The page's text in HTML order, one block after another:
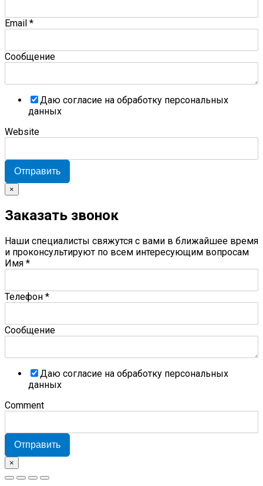
Email *
Сообщение
Даю согласие на обработку персональных
данных
Website
Отправить
×
Заказать звонок
Наши специалисты свяжутся с вами в ближайшее время
и проконсультируют по всем интересующим вопросам
Имя *
Телефон *
Сообщение
Даю согласие на обработку персональных
данных
Comment
Отправить
×